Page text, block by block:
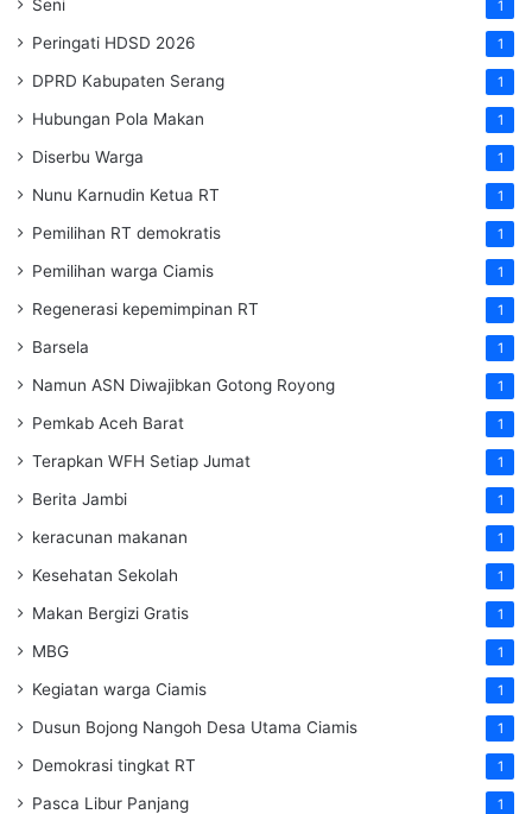
Seni 1
Peringati HDSD 2026 1
DPRD Kabupaten Serang 1
Hubungan Pola Makan 1
Diserbu Warga 1
Nunu Karnudin Ketua RT 1
Pemilihan RT demokratis 1
Pemilihan warga Ciamis 1
Regenerasi kepemimpinan RT 1
Barsela 1
Namun ASN Diwajibkan Gotong Royong 1
Pemkab Aceh Barat 1
Terapkan WFH Setiap Jumat 1
Berita Jambi 1
keracunan makanan 1
Kesehatan Sekolah 1
Makan Bergizi Gratis 1
MBG 1
Kegiatan warga Ciamis 1
Dusun Bojong Nangoh Desa Utama Ciamis 1
Demokrasi tingkat RT 1
Pasca Libur Panjang 1